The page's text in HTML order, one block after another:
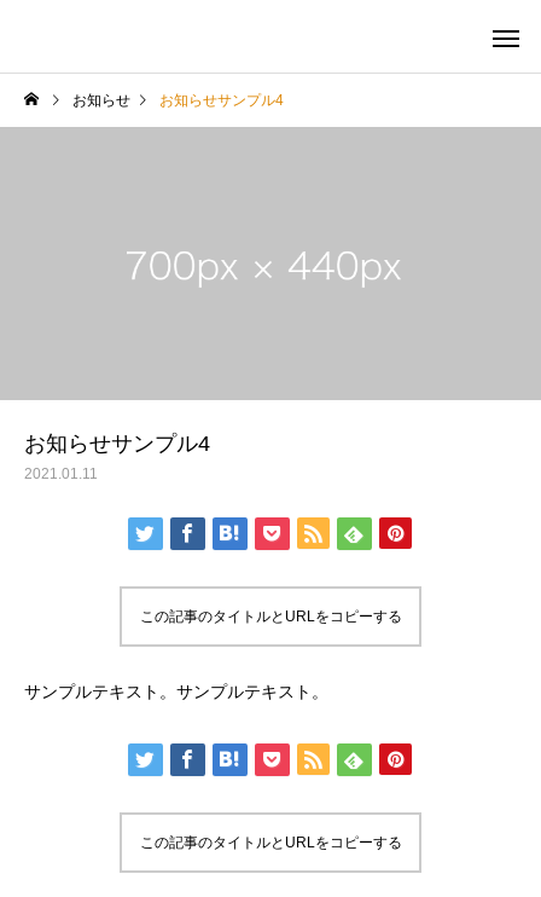
サービスサンプル4
ンタルジムを利用した
お知らせ お知らせサンプル4
お知らせサンプル4
2021.01.11
この記事のタイトルとURLをコピーする
サンプルテキスト。サンプルテキスト。
この記事のタイトルとURLをコピーする